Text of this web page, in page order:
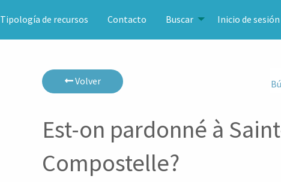
Tipología de recursos Contacto Buscar Inicio de sesión
Volver
Est-on pardonné à
Compostelle?